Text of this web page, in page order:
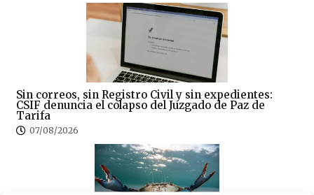
Sin correos, sin Registro Civil y sin expedientes:
CSIF denuncia el colapso del Juzgado de Paz de
Tarifa
07/08/2026